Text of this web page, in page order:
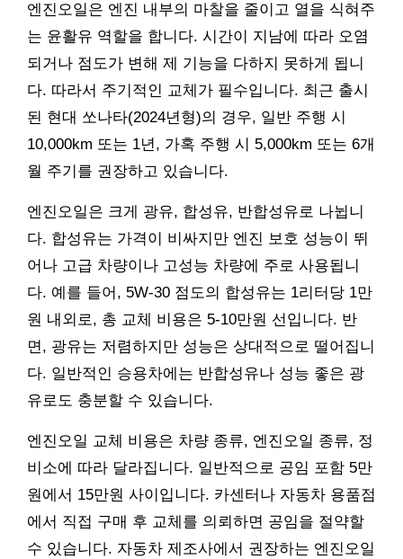
엔진오일은 엔진 내부의 마찰을 줄이고 열을 식혀주
는 윤활유 역할을 합니다. 시간이 지남에 따라 오염
되거나 점도가 변해 제 기능을 다하지 못하게 됩니
다. 따라서 주기적인 교체가 필수입니다. 최근 출시
된 현대 쏘나타(2024년형)의 경우, 일반 주행 시
10,000km 또는 1년, 가혹 주행 시 5,000km 또는 6개
월 주기를 권장하고 있습니다.
엔진오일은 크게 광유, 합성유, 반합성유로 나뉩니
다. 합성유는 가격이 비싸지만 엔진 보호 성능이 뛰
어나 고급 차량이나 고성능 차량에 주로 사용됩니
다. 예를 들어, 5W-30 점도의 합성유는 1리터당 1만
원 내외로, 총 교체 비용은 5-10만원 선입니다. 반
면, 광유는 저렴하지만 성능은 상대적으로 떨어집니
다. 일반적인 승용차에는 반합성유나 성능 좋은 광
유로도 충분할 수 있습니다.
엔진오일 교체 비용은 차량 종류, 엔진오일 종류, 정
비소에 따라 달라집니다. 일반적으로 공임 포함 5만
원에서 15만원 사이입니다. 카센터나 자동차 용품점
에서 직접 구매 후 교체를 의뢰하면 공임을 절약할
수 있습니다. 자동차 제조사에서 권장하는 엔진오일